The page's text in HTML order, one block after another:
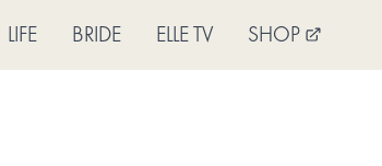
LIFE BRIDE ELLE TV SHOP